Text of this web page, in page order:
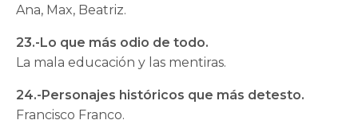
Ana, Max, Beatriz.
23.-Lo que más odio de todo.
La mala educación y las mentiras.
24.-Personajes históricos que más detesto.
Francisco Franco.